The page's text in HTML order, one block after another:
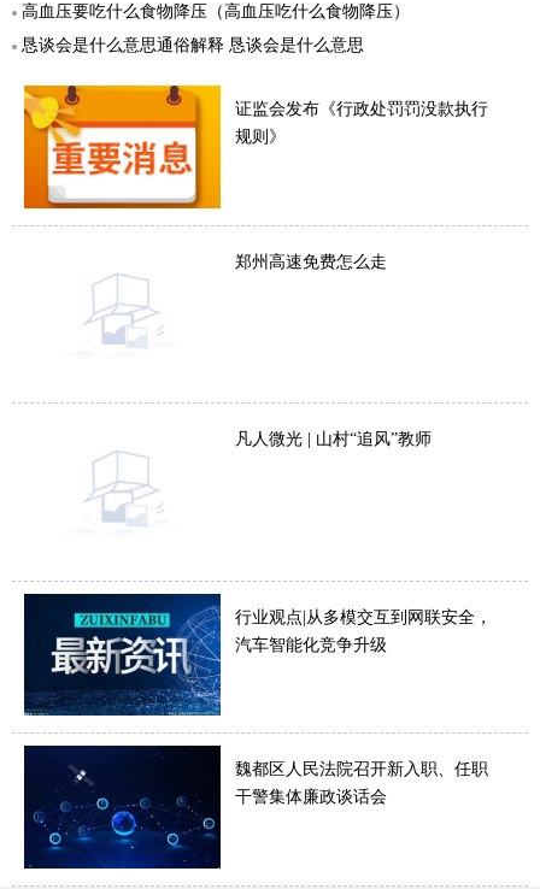
高血压要吃什么食物降压（高血压吃什么食物降压）
恳谈会是什么意思通俗解释 恳谈会是什么意思
证监会发布《行政处罚罚没款执行
规则》
郑州高速免费怎么走
凡人微光 | 山村“追风”教师
行业观点|从多模交互到网联安全，
汽车智能化竞争升级
魏都区人民法院召开新入职、任职
干警集体廉政谈话会